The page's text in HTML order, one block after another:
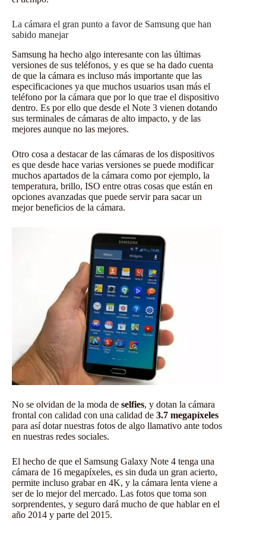
La cámara el gran punto a favor de Samsung que han
sabido manejar
Samsung ha hecho algo interesante con las últimas
versiones de sus teléfonos, y es que se ha dado cuenta
de que la cámara es incluso más importante que las
especificaciones ya que muchos usuarios usan más el
teléfono por la cámara que por lo que trae el dispositivo
dentro. Es por ello que desde el Note 3 vienen dotando
sus terminales de cámaras de alto impacto, y de las
mejores aunque no las mejores.
Otro cosa a destacar de las cámaras de los dispositivos
es que desde hace varias versiones se puede modificar
muchos apartados de la cámara como por ejemplo, la
temperatura, brillo, ISO entre otras cosas que están en
opciones avanzadas que puede servir para sacar un
mejor beneficios de la cámara.
No se olvidan de la moda de selfies, y dotan la cámara
frontal con calidad con una calidad de 3.7 megapíxeles
para así dotar nuestras fotos de algo llamativo ante todos
en nuestras redes sociales.
El hecho de que el Samsung Galaxy Note 4 tenga una
cámara de 16 megapíxeles, es sin duda un gran acierto,
permite incluso grabar en 4K, y la cámara lenta viene a
ser de lo mejor del mercado. Las fotos que toma son
sorprendentes, y seguro dará mucho de que hablar en el
año 2014 y parte del 2015.